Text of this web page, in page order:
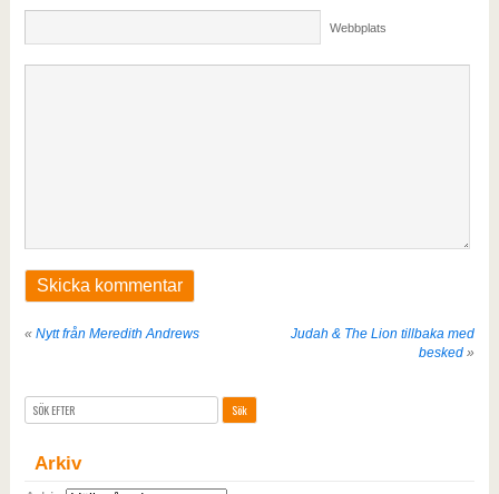
Webbplats
« Nytt från Meredith Andrews
Judah & The Lion tillbaka med
besked »
Arkiv